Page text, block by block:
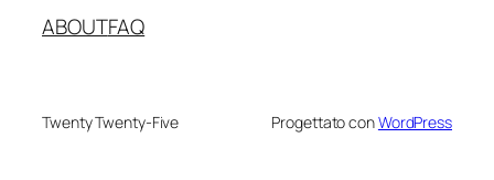
ABOUTFAQ
Twenty Twenty-Five Progettato conWordPress